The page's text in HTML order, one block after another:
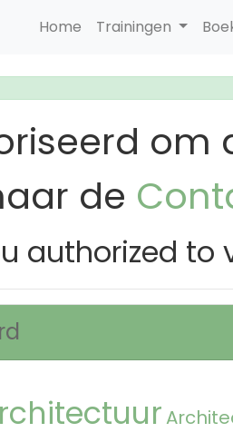
Home Trainingen
om
de
authorized to